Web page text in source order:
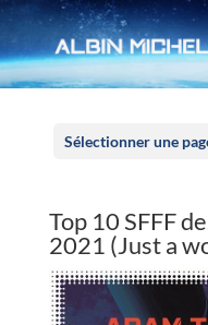
Sélectionner une
Top 10 SFFF
2021 (Just a
Panneau de gestion des